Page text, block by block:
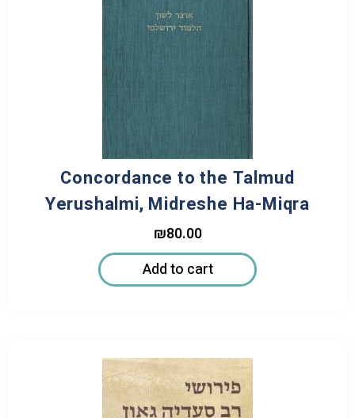
Concordance to the Talmud
Yerushalmi, Midreshe Ha-Miqra
₪80.00
Add to cart